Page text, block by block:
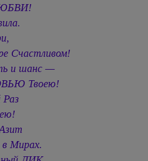
Счастливом!
и шанс —
Твоею!
в Мирах.